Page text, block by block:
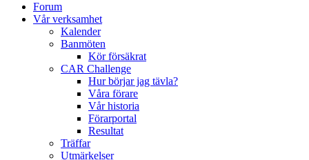
Forum
Vår verksamhet
Kalender
Banmöten
Kör försäkrat
CAR Challenge
Hur börjar jag tävla?
Våra förare
Vår historia
Förarportal
Resultat
Träffar
Utmärkelser